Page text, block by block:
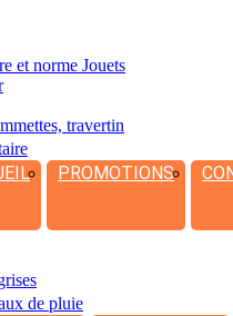
et norme Jouets
travertin
PROMOTIONS
de pluie